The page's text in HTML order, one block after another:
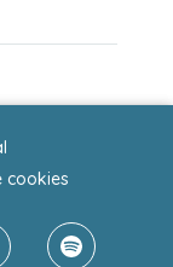
cookies